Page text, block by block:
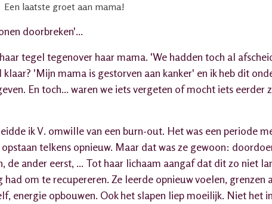
Een laatste groet aan mama!
doorbreken'...
tegel tegenover haar mama. 'We hadden toch al
'Mijn mama is gestorven aan kanker' en ik heb dit
En toch... waren we iets vergeten of mocht iets eerder
ik V. omwille van een burn-out. Het was een periode
telkens opnieuw. Maar dat was ze gewoon:
de ander eerst, ... Tot haar lichaam aangaf dat dit zo niet
om te recupereren. Ze leerde opnieuw voelen, grenzen
energie opbouwen. Ook het slapen liep moeilijk. Niet het